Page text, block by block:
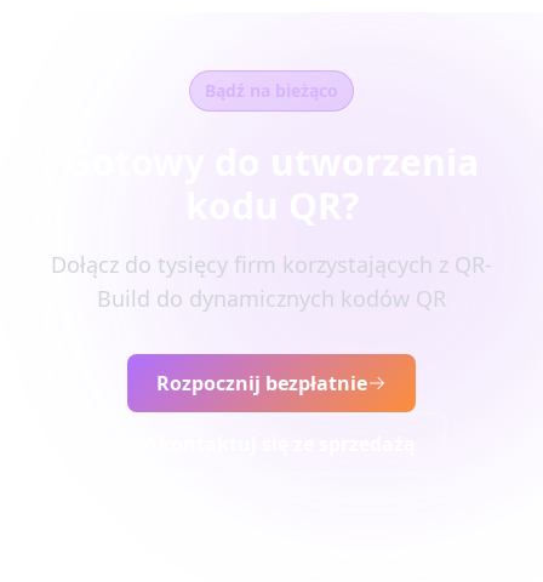
Bądź na bieżąco
Dołącz do tysięcy firm korzystających z QR-
Build do dynamicznych kodów QR
Rozpocznij bezpłatnie